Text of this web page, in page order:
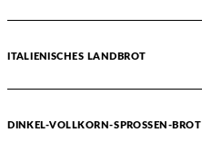
ITALIENISCHES LANDBROT
DINKEL-VOLLKORN-SPROSSEN-BROT